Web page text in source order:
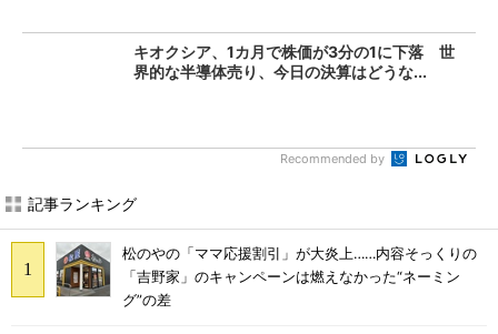
キオクシア、1カ月で株価が3分の1に下落 世
界的な半導体売り、今日の決算はどうな...
Recommended by
記事ランキング
松のやの「ママ応援割引」が大炎上……内容そっくりの
「吉野家」のキャンペーンは燃えなかった“ネーミン
グ”の差